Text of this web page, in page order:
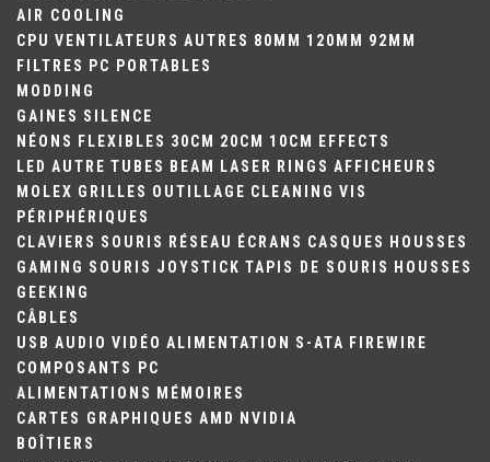
AIR COOLING
CPU VENTILATEURS AUTRES 80MM 120MM
92MM
FILTRES
PC PORTABLES
MODDING
GAINES SILENCE
NÉONS
FLEXIBLES 30CM 20CM 10CM
EFFECTS
LED AUTRE TUBES BEAM LASER RINGS AFFICHEURS
MOLEX GRILLES OUTILLAGE CLEANING VIS
PÉRIPHÉRIQUES
CLAVIERS SOURIS RÉSEAU ÉCRANS CASQUES
HOUSSES
GAMING SOURIS JOYSTICK TAPIS DE SOURIS
HOUSSES
GEEKING
CÂBLES
USB AUDIO VIDÉO ALIMENTATION S-ATA FIREWIRE
COMPOSANTS PC
ALIMENTATIONS
MÉMOIRES
CARTES GRAPHIQUES AMD
NVIDIA
BOÎTIERS